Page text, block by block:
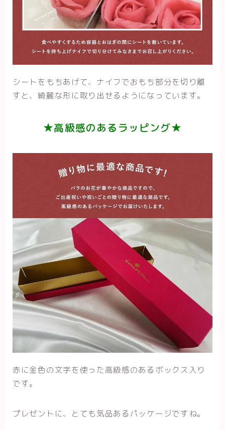
シートをもちあげて、ナイフでおもち部分を切り離
すと、綺麗な形に取り出せるようになっています。
★高級感のあるラッピング★
赤に金色の文字を使った高級感のあるボックス入り
です。
プレゼントに、とても気品あるパッケージですね。